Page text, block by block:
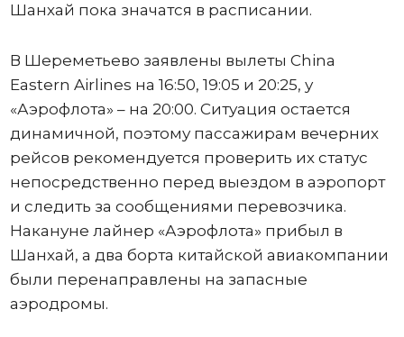
Шанхай пока значатся в расписании.
В Шереметьево заявлены вылеты China
Eastern Airlines на 16:50, 19:05 и 20:25, у
«Аэрофлота» – на 20:00. Ситуация остается
динамичной, поэтому пассажирам вечерних
рейсов рекомендуется проверить их статус
непосредственно перед выездом в аэропорт
и следить за сообщениями перевозчика.
Накануне лайнер «Аэрофлота» прибыл в
Шанхай, а два борта китайской авиакомпании
были перенаправлены на запасные
аэродромы.